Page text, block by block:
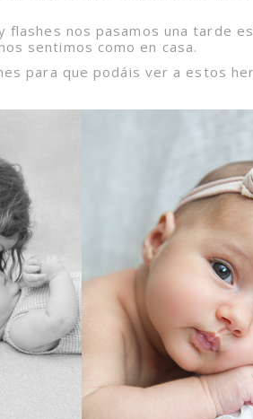
nos pasamos una tarde
sentimos como en casa.
para que podáis ver a estos